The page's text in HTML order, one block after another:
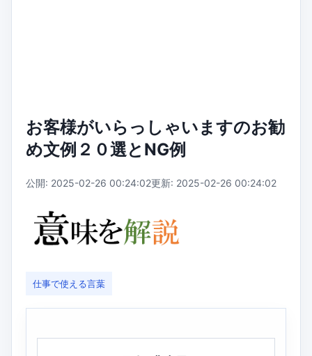
お客様がいらっしゃいますのお勧
め文例２０選とNG例
公開: 2025-02-26 00:24:02更新: 2025-02-26 00:24:02
仕事で使える言葉